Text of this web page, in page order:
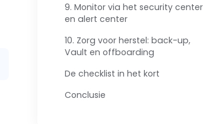
9. Monitor via het security center
en alert center
10. Zorg voor herstel: back-up,
Vault en offboarding
De checklist in het kort
Conclusie